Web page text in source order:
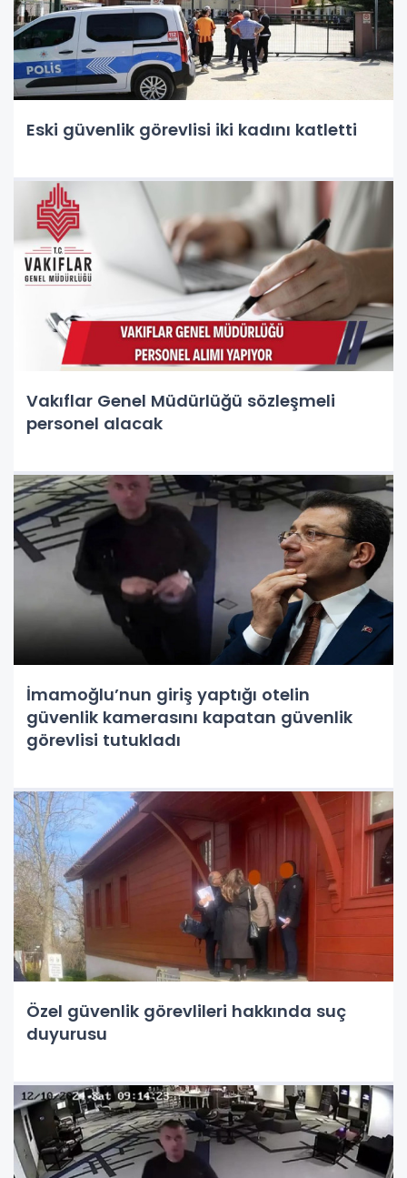
Eski güvenlik görevlisi iki kadını katletti
Vakıflar Genel Müdürlüğü sözleşmeli
personel alacak
İmamoğlu’nun giriş yaptığı otelin
güvenlik kamerasını kapatan güvenlik
görevlisi tutukladı
Özel güvenlik görevlileri hakkında suç
duyurusu